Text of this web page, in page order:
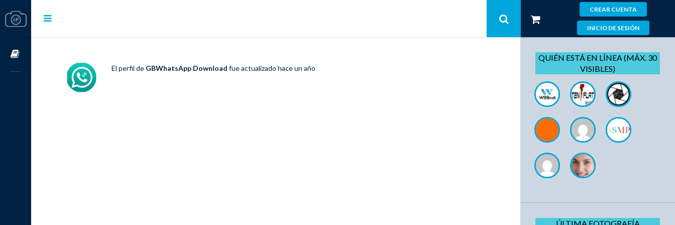
CREAR CUENTA
INICIO DE SESIÓN
El perfil de GBWhatsApp Download fue actualizado hace un año
QUIÉN ESTÁ EN LÍNEA (MÁX. 30
VISIBLES)